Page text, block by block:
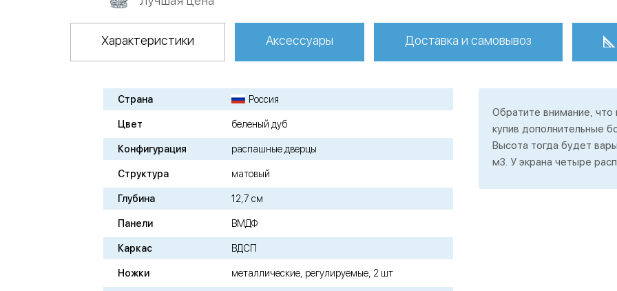
Характеристики Аксессуары Доставка и самовывоз
Страна Россия
Цвет беленый дуб
Конфигурация распашные дверцы
Структура матовый
Глубина 12,7 см
Панели ВМДФ
Каркас ВДСП
Ножки металлические, регулируемые, 2 шт
Обратите внимание,
купив дополнительные
Высота тогда будет
м3. У экрана четыре